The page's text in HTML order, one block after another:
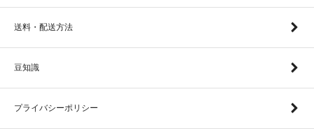
送料・配送方法
豆知識
プライバシーポリシー